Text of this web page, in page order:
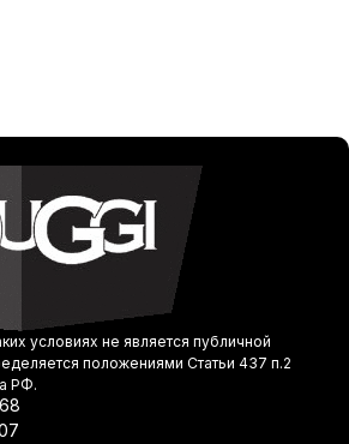
условиях не является публичной
положениями Статьи 437 п.2
РФ.